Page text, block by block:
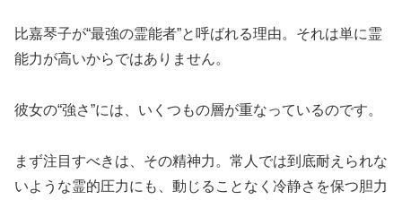
比嘉琴子が“最強の霊能者”と呼ばれる理由。それは単に霊
能力が高いからではありません。
彼女の“強さ”には、いくつもの層が重なっているのです。
まず注目すべきは、その精神力。常人では到底耐えられな
いような霊的圧力にも、動じることなく冷静さを保つ胆力